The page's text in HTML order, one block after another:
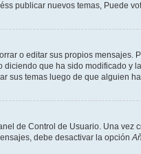
publicar nuevos temas, Puede
o editar sus propios mensajes.
que ha sido modificado
sus temas luego de que alguien
de Control de Usuario. Una vez
debe desactivar la opción